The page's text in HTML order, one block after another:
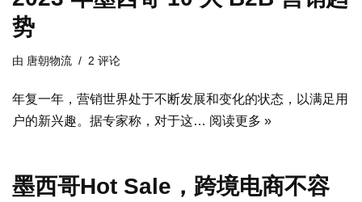
势
由 唐朝物流 2 评论
年复一年，营销世界处于不断发展和变化的状态，以满足用
户的新兴趣。据专家称，对于这… 阅读更多 »
墨西哥Hot Sale，跨境电商不容